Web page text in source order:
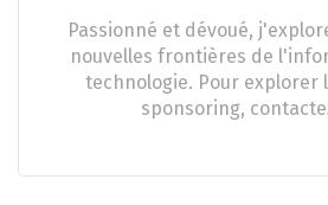
Passionné et dévoué,
nouvelles frontières de
technologie. Pour explorer
sponsoring,